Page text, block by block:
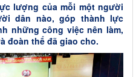
lượng của mỗi một người
dân nào, góp thành lực
những công việc nên làm,
đoàn thể đã giao cho.